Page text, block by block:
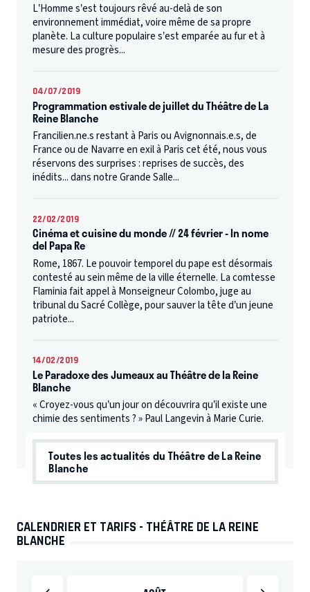
L’Homme s’est toujours rêvé au-delà de son
environnement immédiat, voire même de sa propre
planète. La culture populaire s’est emparée au fur et à
mesure des progrès...
04/07/2019
Programmation estivale de juillet du Théâtre de La
Reine Blanche
Francilien.ne.s restant à Paris ou Avignonnais.e.s, de
France ou de Navarre en exil à Paris cet été, nous vous
réservons des surprises : reprises de succès, des
inédits... dans notre Grande Salle...
22/02/2019
Cinéma et cuisine du monde // 24 février - In nome
del Papa Re
Rome, 1867. Le pouvoir temporel du pape est désormais
contesté au sein même de la ville éternelle. La comtesse
Flaminia fait appel à Monseigneur Colombo, juge au
tribunal du Sacré Collège, pour sauver la tête d’un jeune
patriote...
14/02/2019
Le Paradoxe des Jumeaux au Théâtre de la Reine
Blanche
« Croyez-vous qu’un jour on découvrira qu’il existe une
chimie des sentiments ? » Paul Langevin à Marie Curie.
Toutes les actualités du Théâtre de La Reine
Blanche
CALENDRIER ET TARIFS - THÉÂTRE DE LA REINE
BLANCHE